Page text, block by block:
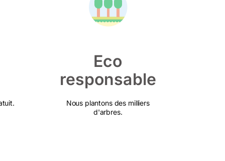
Eco
responsable
Nous plantons des milliers
d'arbres.